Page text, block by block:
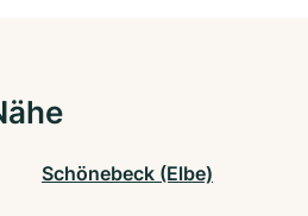
Schönebeck (Elbe)